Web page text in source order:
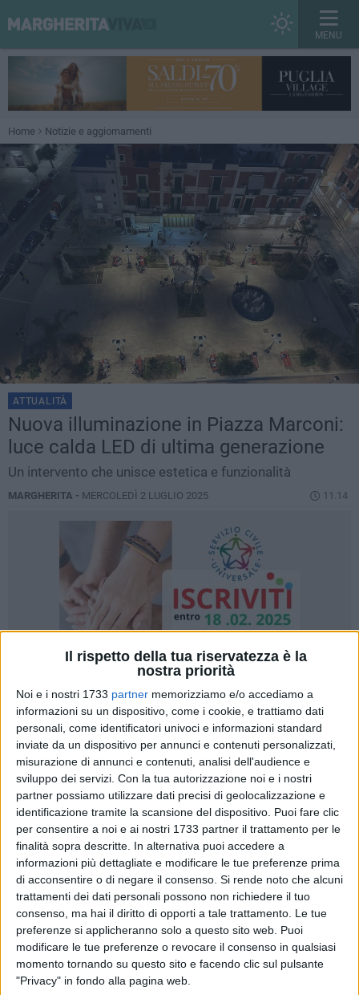
Il rispetto della tua riservatezza è la
nostra priorità
Noi e i nostri 1733 partner memorizziamo e/o accediamo a
informazioni su un dispositivo, come i cookie, e trattiamo dati
personali, come identificatori univoci e informazioni standard
inviate da un dispositivo per annunci e contenuti personalizzati,
misurazione di annunci e contenuti, analisi dell'audience e
sviluppo dei servizi. Con la tua autorizzazione noi e i nostri
partner possiamo utilizzare dati precisi di geolocalizzazione e
identificazione tramite la scansione del dispositivo. Puoi fare clic
per consentire a noi e ai nostri 1733 partner il trattamento per le
finalità sopra descritte. In alternativa puoi accedere a
informazioni più dettagliate e modificare le tue preferenze prima
di acconsentire o di negare il consenso. Si rende noto che alcuni
trattamenti dei dati personali possono non richiedere il tuo
consenso, ma hai il diritto di opporti a tale trattamento. Le tue
preferenze si applicheranno solo a questo sito web. Puoi
modificare le tue preferenze o revocare il consenso in qualsiasi
momento tornando su questo sito e facendo clic sul pulsante
"Privacy" in fondo alla pagina web.
MENU
Home Notizie e aggiornamenti
ATTUALITÀ
Nuova illuminazione in Piazza Marconi:
luce calda LED di ultima generazione
Un intervento che unisce estetica e funzionalità
MARGHERITA - MERCOLEDÌ 2 LUGLIO 2025 11.14
A Piazza Marconi è ufficialmente iniziata la sperimentazione
della nuova illuminazione pubblica con tecnologia LED a
luce calda, in sostituzione della tradizionale luce naturale
finora in uso. L'intervento rappresenta un significativo passo
avanti nella riqualificazione estetica e funzionale degli spazi
urbani.
Questa scelta, infatti, risponde a un preciso obiettivo: offrire
un'atmosfera più accogliente, elegante e armoniosa, in grado
di valorizzare il patrimonio urbano, soprattutto nelle ore